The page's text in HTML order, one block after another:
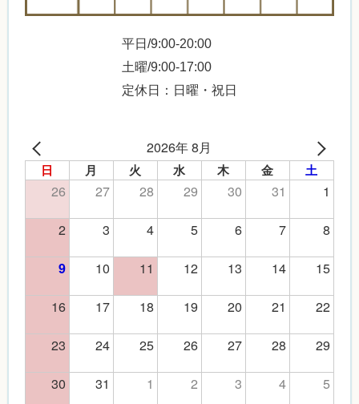
平日/9:00-20:00
土曜/9:00-17:00
定休日：日曜・祝日
2026年 8月
日 月 火 水 木 金 土
26 27 28 29 30 31
1
2
3 4 5 6 7 8
9 10 11 12 13 14
15
16
17 18 19 20 21
22
23
24 25 26 27 28
29
30
31 1 2 3 4 5